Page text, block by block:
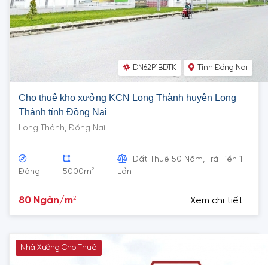
DN62P1BDTK Tỉnh Đồng Nai
Cho thuê kho xưởng KCN Long Thành huyện Long
Thành tỉnh Đồng Nai
Long Thành, Đồng Nai
Đông 5000m2
Đất Thuê 50 Năm, Trả Tiền 1
Lần
80 Ngàn/m2 Xem chi tiết
Nhà Xưởng Cho Thuê